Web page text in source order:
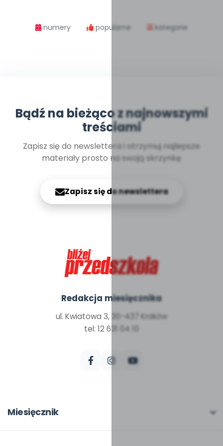
numery popularne kategorie
Bądź na bieżąco z najnowszymi
treściami
Zapisz się do newslettera i otrzymuj najlepsze
materiały prosto na swoją skrzynkę
Zapisz się do newslettera
Redakcja miesięcznika
ul. Kwiatowa 3, 30-437 Kraków
tel: 12 631 04 10
Miesięcznik